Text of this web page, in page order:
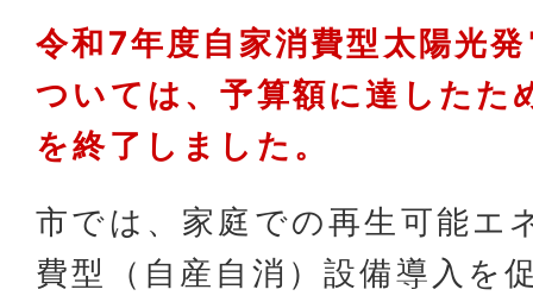
令和7年度自家消費型太陽光
ついては、予算額に達したた
を終了しました。
市では、家庭での再生可能エ
費型（自産自消）設備導入を